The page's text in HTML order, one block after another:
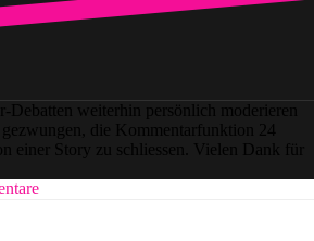
weiterhin persönlich moderieren
gezwungen, die Kommentarfunktion 24
einer Story zu schliessen. Vielen Dank für